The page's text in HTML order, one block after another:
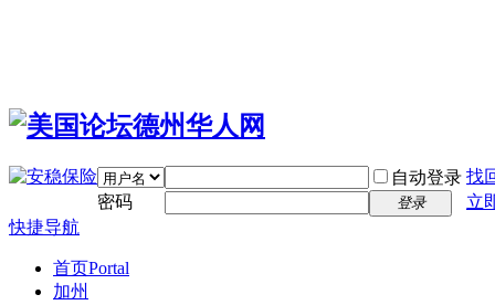
自动登录 找
密码
登录
立
快捷导航
首页Portal
加州